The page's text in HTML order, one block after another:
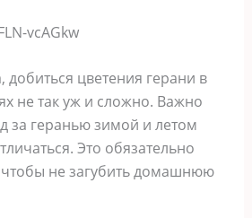
vcAGkw
добиться цветения герани в
не так уж и сложно. Важно
за геранью зимой и летом
Это обязательно
не загубить домашнюю